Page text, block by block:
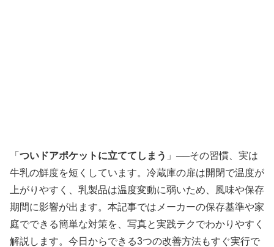
「 ついドアポケットに立ててしまう 」──その習慣、実は
牛乳の鮮度を短くしています。冷蔵庫の扉は開閉で温度が
上がりやすく、乳製品は温度変動に弱いため、風味や保存
期間に影響が出ます。本記事ではメーカーの保存基準や家
庭でできる簡単な対策を、写真と実践テクでわかりやすく
解説します。今日からできる3つの改善方法もすぐ実行で